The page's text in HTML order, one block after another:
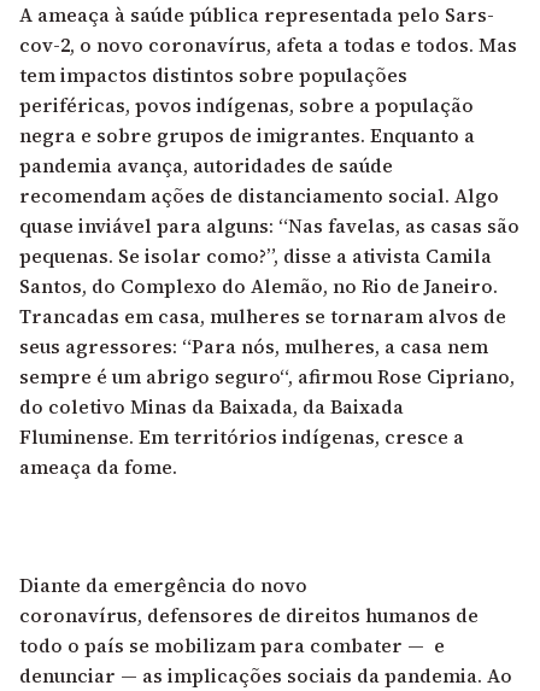
A ameaça à saúde pública representada pelo Sars-
cov-2, o novo coronavírus, afeta a todas e todos. Mas
tem impactos distintos sobre populações
periféricas, povos indígenas, sobre a população
negra e sobre grupos de imigrantes. Enquanto a
pandemia avança, autoridades de saúde
recomendam ações de distanciamento social. Algo
quase inviável para alguns: “Nas favelas, as casas são
pequenas. Se isolar como?”, disse a ativista Camila
Santos, do Complexo do Alemão, no Rio de Janeiro.
Trancadas em casa, mulheres se tornaram alvos de
seus agressores: “Para nós, mulheres, a casa nem
sempre é um abrigo seguro“, afirmou Rose Cipriano,
do coletivo Minas da Baixada, da Baixada
Fluminense. Em territórios indígenas, cresce a
ameaça da fome.
Diante da emergência do novo
coronavírus, defensores de direitos humanos de
todo o país se mobilizampara combater — e
denunciar — as implicações sociais da pandemia. Ao